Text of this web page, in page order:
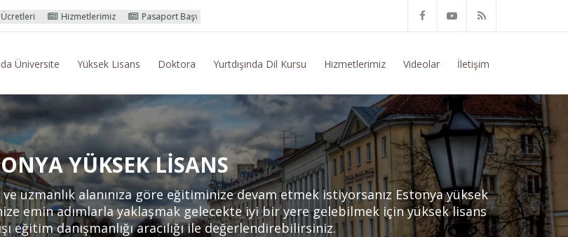
Pasaport Başvuru İşlemleri Yurtdışı Eğitim Konusunda Genel Bilgi Talep Ediyorum
Üniversite Yüksek Lisans Doktora Yurtdışında Dil Kursu Hizmetlerimiz Videolar İletişim
YÜKSEK LISANS
uzmanlık alanınıza göre eğitiminize devam etmek istiyorsanız Estonya yüksek
emin adımlarla yaklaşmak gelecekte iyi bir yere gelebilmek için yüksek lisans
eğitim danışmanlığı aracılığı ile değerlendirebilirsiniz.